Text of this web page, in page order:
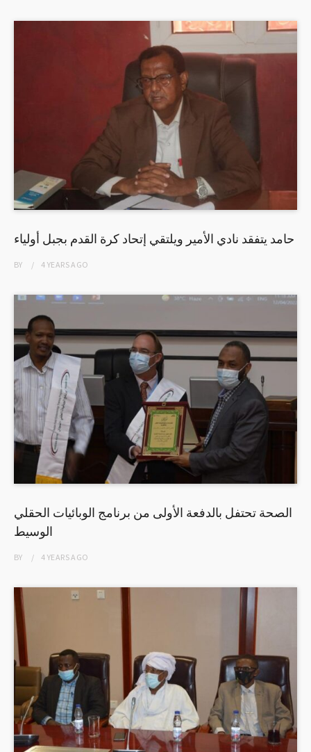
حامد يتفقد نادي الأمير ويلتقي إتحاد كرة القدم بجبل أولياء
BY 4 YEARSAGO
الصحة تحتفل بالدفعة الأولى من برنامج الوبائيات الحقلي
الوسيط
BY 4 YEARSAGO